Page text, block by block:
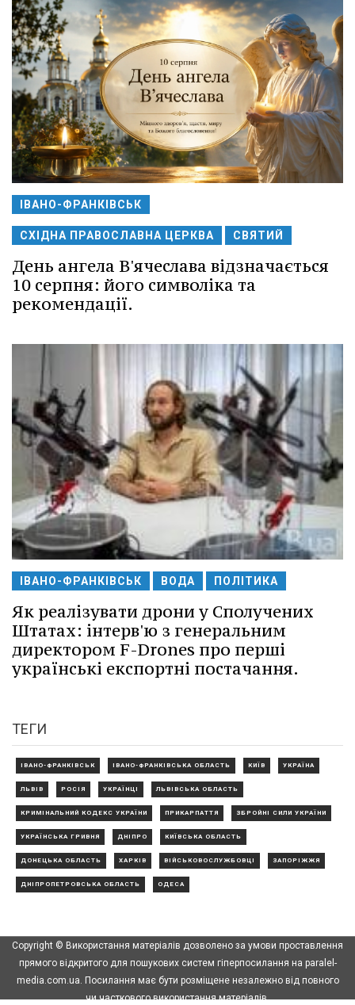
ІВАНО-ФРАНКІВСЬК
СХІДНА ПРАВОСЛАВНА ЦЕРКВА СВЯТИЙ
День ангела В'ячеслава відзначається
10 серпня: його символіка та
рекомендації.
ІВАНО-ФРАНКІВСЬК ВОДА ПОЛІТИКА
Як реалізувати дрони у Сполучених
Штатах: інтерв'ю з генеральним
директором F-Drones про перші
українські експортні постачання.
ТЕГИ
ІВАНО-ФРАНКІВСЬК ІВАНО-ФРАНКІВСЬКА ОБЛАСТЬ КИЇВ УКРАЇНА
ЛЬВІВ РОСІЯ УКРАЇНЦІ ЛЬВІВСЬКА ОБЛАСТЬ
КРИМІНАЛЬНИЙ КОДЕКС УКРАЇНИ ПРИКАРПАТТЯ ЗБРОЙНІ СИЛИ УКРАЇНИ
УКРАЇНСЬКА ГРИВНЯ ДНІПРО КИЇВСЬКА ОБЛАСТЬ
ДОНЕЦЬКА ОБЛАСТЬ ХАРКІВ ВІЙСЬКОВОСЛУЖБОВЦІ ЗАПОРІЖЖЯ
ДНІПРОПЕТРОВСЬКА ОБЛАСТЬ ОДЕСА
Copyright © Використання матеріалів дозволено за умови проставлення
прямого відкритого для пошукових систем гіперпосилання на paralel-
media.com.ua. Посилання має бути розміщене незалежно від повного
чи часткового використання матеріалів.